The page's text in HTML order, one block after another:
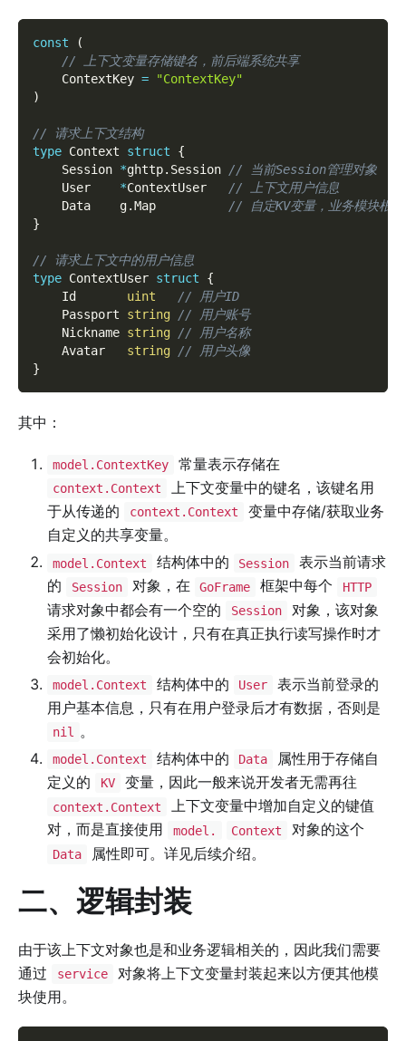
const
(
// 上下文变量存储键名，前后端系统共享
    ContextKey
=
"ContextKey"
)
// 请求上下文结构
type Context struct
{
    Session
*ghttp. Session // 当前Session管理对象
    User
*ContextUser // 上下文用户信息
    Data    g
.Map // 自定KV变量，业务模块根据
}
// 请求上下文中的用户信息
type ContextUser struct
{
    Id
uint
// 用户ID
    Passport
string // 用户账号
    Nickname
string // 用户名称
    Avatar
string // 用户头像
}
其中：
model.ContextKey 常量表示存储在
context.Context
上下文变量中的键名，该键名用
于从传递的
context.Context
变量中存储/获取业务
自定义的共享变量。
model.Context 结构体中的 Session
表示当前请求
的
Session 对象，在 GoFrame 框架中每个 HTTP
请求对象中都会有一个空的 Session
对象，该对象
采用了懒初始化设计，只有在真正执行读写操作时才
会初始化。
model.Context 结构体中的 User
表示当前登录的
用户基本信息，只有在用户登录后才有数据，否则是
nil 。
model.Context 结构体中的 Data
属性用于存储自
定义的
KV 变量，因此一般来说开发者无需再往
context.Context
上下文变量中增加自定义的键值
对，而是直接使用
model. Context 对象的这个
Data 属性即可。详见后续介绍。
二、逻辑封装
由于该上下文对象也是和业务逻辑相关的，因此我们需要
通过
service
对象将上下文变量封装起来以方便其他模
块使用。